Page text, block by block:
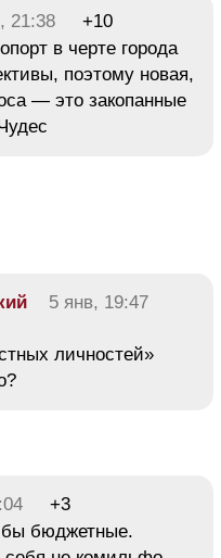
21:38
+10
в черте города
поэтому новая,
— это закопанные
5 янв, 19:47
личностей»
+3
бюджетные.